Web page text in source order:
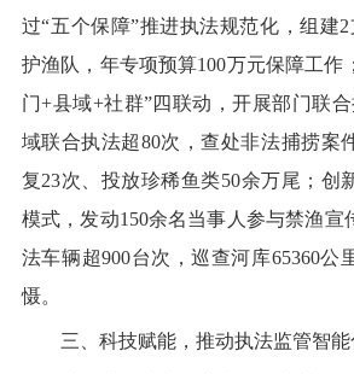
过“五个保障”推进执法规范化，组建2
护渔队，年专项预算100万元保障工作
门+县域+社群”四联动，开展部门联
域联合执法超80次，查处非法捕捞案
复23次、投放珍稀鱼类50余万尾；创
模式，发动150余名当事人参与禁渔宣
法车辆超900台次，巡查河库65360公
慑。
三、科技赋能，推动执法监管智能